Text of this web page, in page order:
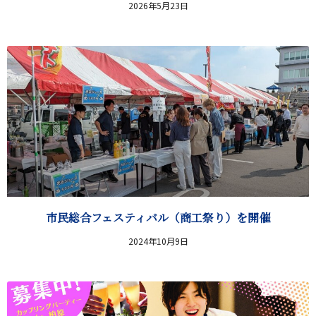
2026年5月23日
市民総合フェスティバル（商工祭り）を開催
2024年10月9日